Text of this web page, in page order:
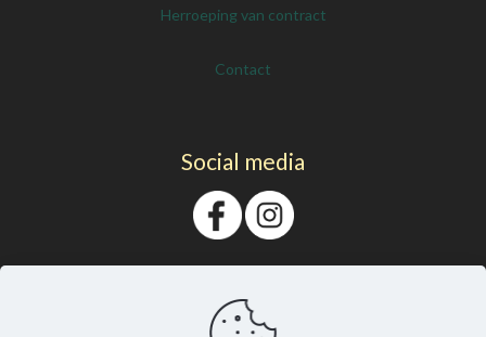
Herroeping van contract
Contact
Social media